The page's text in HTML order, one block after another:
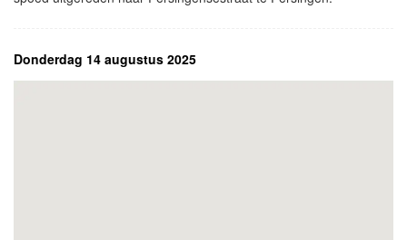
Donderdag 14 augustus 2025